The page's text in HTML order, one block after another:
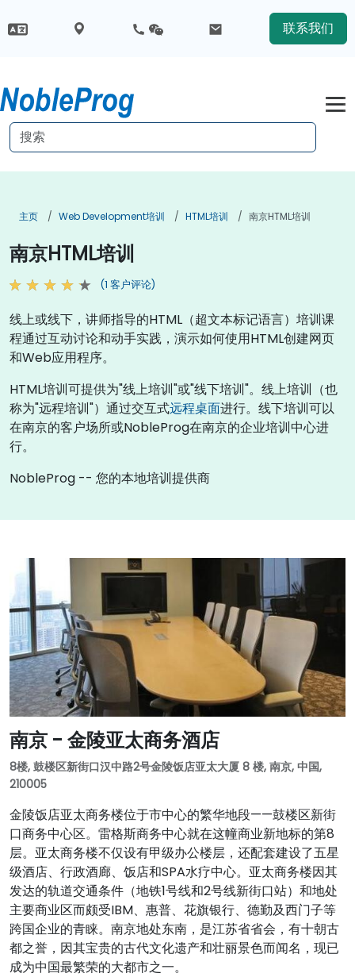
联系我们
主页 Web Development培训 HTML培训 南京HTML培训
南京HTML培训
(1 客户评论)
线上或线下，讲师指导的HTML（超文本标记语言）培训课
程通过互动讨论和动手实践，演示如何使用HTML创建网页
和Web应用程序。
HTML培训可提供为"线上培训"或"线下培训"。线上培训（也
称为"远程培训"）通过交互式远程桌面进行。线下培训可以
在南京的客户场所或NobleProg在南京的企业培训中心进
行。
NobleProg -- 您的本地培训提供商
南京 - 金陵亚太商务酒店
8楼, 鼓楼区新街口汉中路2号金陵饭店亚太大厦 8 楼, 南京, 中国,
210005
金陵饭店亚太商务楼位于市中心的繁华地段——鼓楼区新街
口商务中心区。雷格斯商务中心就在这幢商业新地标的第8
层。亚太商务楼不仅设有甲级办公楼层，还配套建设了五星
级酒店、行政酒廊、饭店和SPA水疗中心。亚太商务楼因其
发达的轨道交通条件（地铁1号线和2号线新街口站）和地处
主要商业区而颇受IBM、惠普、花旗银行、德勤及西门子等
跨国企业的青睐。南京地处东南，是江苏省省会，有十朝古
都之誉，因其宝贵的古代文化遗产和壮丽景色而闻名，现已
成为中国最繁荣的大都市之一。